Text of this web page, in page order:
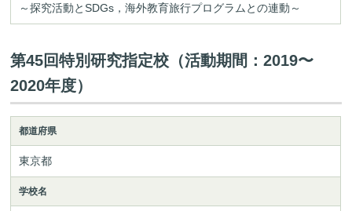
～探究活動とSDGs，海外教育旅行プログラムとの連動～
第45回特別研究指定校（活動期間：2019〜
2020年度）
都道府県
東京都
学校名